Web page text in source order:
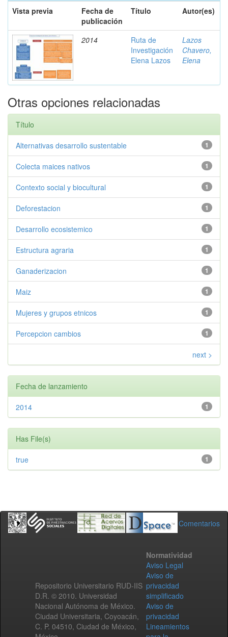
Vista previa
Fecha de
publicación
Título Autor(es)
2014
Ruta de
Investigación
Elena Lazos
Lazos
Chavero,
Elena
Otras opciones relacionadas
Título
1
Alternativas desarrollo sustentable
1
Colecta maices nativos
1
Contexto social y biocultural
1
Deforestacion
1
Desarrollo ecosistemico
1
Estructura agraria
1
Ganaderizacion
1
Maiz
1
Mujeres y grupos etnicos
1
Percepcion cambios
next >
Fecha de lanzamiento
1
2014
Has File(s)
1
true
Comentarios
Repositorio Universitario RUD-IIS
D.R. © 2010. Universidad
Nacional Autónoma de México.
Ciudad Universitaria, Coyoacán,
C. P. 04510, Ciudad de México,
Normatividad
Aviso Legal
Aviso de
privacidad
simplificado
Aviso de
privacidad
Lineamientos